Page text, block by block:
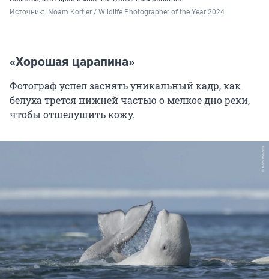
Источник: Noam Kortler / Wildlife Photographer of the Year 2024
«Хорошая царапина»
Фотограф успел заснять уникальный кадр, как
белуха трется нижней частью о мелкое дно реки,
чтобы отшелушить кожу.